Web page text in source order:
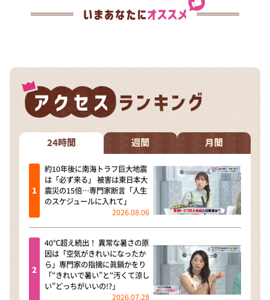
24時間 週間 月間
約10年後に南海トラフ巨大地震
は「必ず来る」 被害は東日本大
震災の15倍…専門家断言「人生
のスケジュールに入れて」
2026.08.06
40℃超え続出！ 異常な暑さの原
因は「空気がきれいになったか
ら」専門家の指摘に眞鍋かをり
「“きれいで暑い”と“汚くて涼し
い”どっちがいいの!?」
2026.07.28